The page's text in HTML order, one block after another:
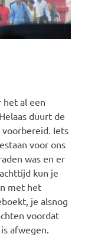
het al een
duurt de
Iets
voor ons
was en er
kun je
met het
je alsnog
voordat
afwegen.